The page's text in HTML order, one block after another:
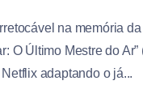
na memória
O Último Mestre do
Netflix adaptando o já...